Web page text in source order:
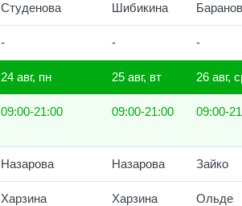
Студенова Шибикина
- - -
24 авг, пн 25 авг, вт 26 авг,
09:00-21:00 09:00-21:00 09:00-
Назарова Назарова Зайко
Харзина Харзина Ольде